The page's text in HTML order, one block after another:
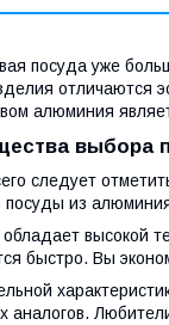
посуда уже
отличаются
алюминия
выбора
следует
посуды из
высокой
быстро. Вы
аналогов.